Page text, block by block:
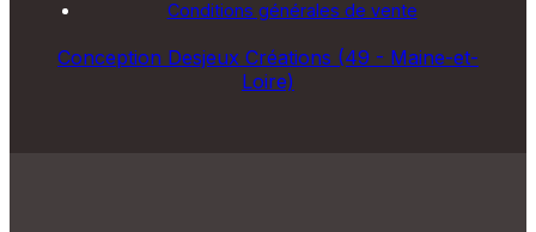
Conditions générales de vente
Conception Desjeux Créations (49 - Maine-et-
Loire)